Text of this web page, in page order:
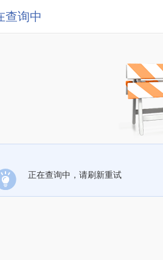
查询中
正在查询中，请刷新重试